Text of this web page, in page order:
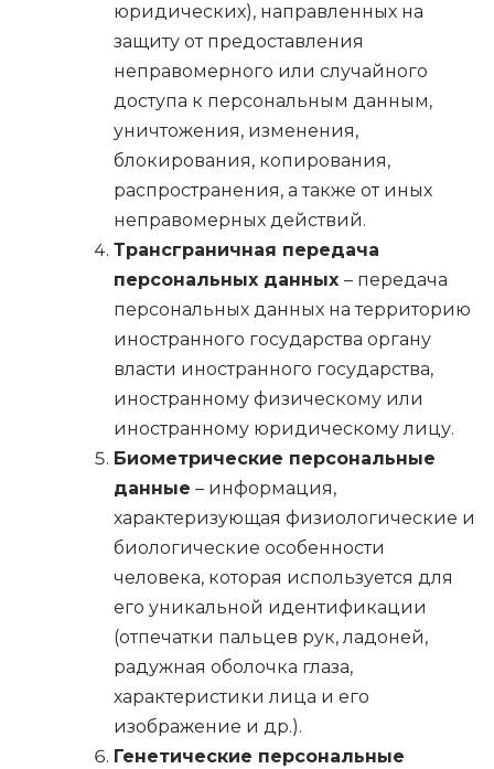
юридических), направленных на
защиту от предоставления
неправомерного или случайного
доступа к персональным данным,
уничтожения, изменения,
блокирования, копирования,
распространения, а также от иных
неправомерных действий.
Трансграничная передача
персональных данных – передача
персональных данных на территорию
иностранного государства органу
власти иностранного государства,
иностранному физическому или
иностранному юридическому лицу.
Биометрические персональные
данные – информация,
характеризующая физиологические и
биологические особенности
человека, которая используется для
его уникальной идентификации
(отпечатки пальцев рук, ладоней,
радужная оболочка глаза,
характеристики лица и его
изображение и др.).
Генетические персональные